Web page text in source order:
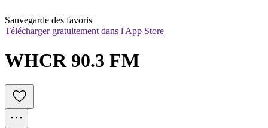
Sauvegarde des favoris
Télécharger gratuitement dans l'App Store
WHCR 90.3 FM